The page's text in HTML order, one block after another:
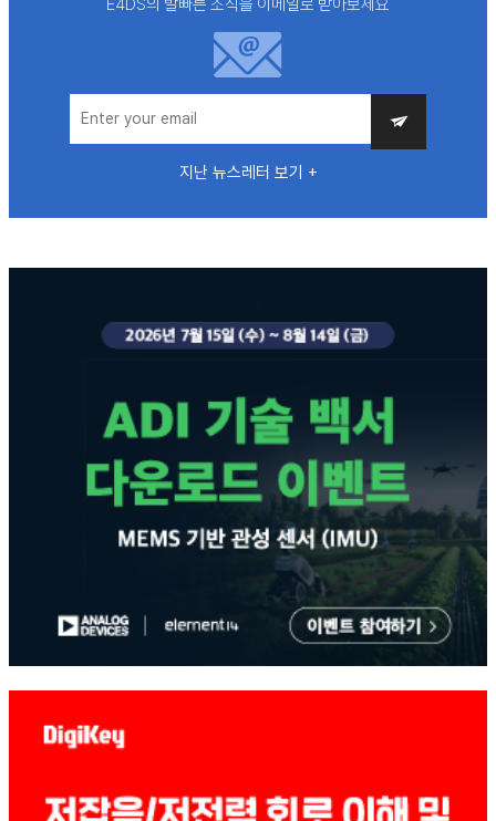
E4DS의 발빠른 소식을 이메일로 받아보세요
지난 뉴스레터 보기 +